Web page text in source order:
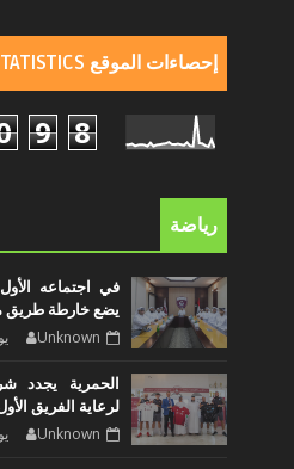
إحصاءات الموقع STATISTICS
9 8
رياضة
في اجتماعه
يضع خارطة طريق موسم
Unknown
الحمرية يجدد
لرعاية الفريق
Unknown